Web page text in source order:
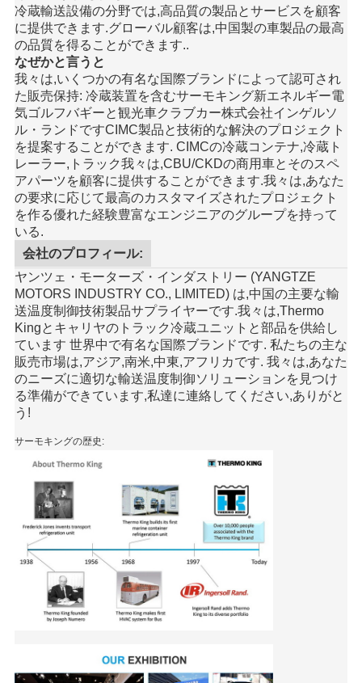
冷蔵輸送設備の分野では,高品質の製品とサービスを顧客
に提供できます.グローバル顧客は,中国製の車製品の最高
の品質を得ることができます..
なぜかと言うと
我々は,いくつかの有名な国際ブランドによって認可され
た販売保持: 冷蔵装置を含むサーモキング新エネルギー電
気ゴルフバギーと観光車クラブカー株式会社インゲルソ
ル・ランドですCIMC製品と技術的な解決のプロジェクト
を提案することができます. CIMCの冷蔵コンテナ,冷蔵ト
レーラー,トラック我々は,CBU/CKDの商用車とそのスペ
アパーツを顧客に提供することができます.我々は,あなた
の要求に応じて最高のカスタマイズされたプロジェクト
を作る優れた経験豊富なエンジニアのグループを持って
いる.
会社のプロフィール:
ヤンツェ・モーターズ・インダストリー (YANGTZE
MOTORS INDUSTRY CO., LIMITED) は,中国の主要な輸
送温度制御技術製品サプライヤーです.我々は,Thermo
Kingとキャリヤのトラック冷蔵ユニットと部品を供給し
ています 世界中で有名な国際ブランドです. 私たちの主な
販売市場は,アジア,南米,中東,アフリカです. 我々は,あなた
のニーズに適切な輸送温度制御ソリューションを見つけ
る準備ができています,私達に連絡してください,ありがと
う!
サーモキングの歴史: